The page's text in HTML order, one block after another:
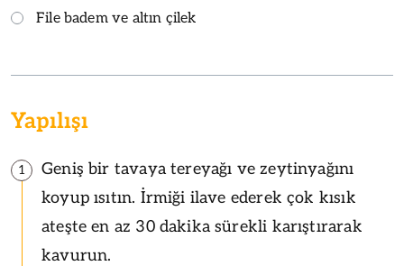
File badem ve altın çilek
Yapılışı
1
Geniş bir tavaya tereyağı ve zeytinyağını
koyup ısıtın. İrmiği ilave ederek çok kısık
ateşte en az 30 dakika sürekli karıştırarak
kavurun.